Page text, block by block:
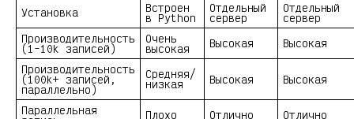
Установка Встроен
в Python
Отдельный
сервер
Отдельный
сервер
Производительность
(1-10k записей)
Очень
высокая Высокая
Высокая
Производительность
(100k+ записей,
параллельно)
Средняя/
низкая Высокая Высокая
Параллельная Плохо Отлично Отлично